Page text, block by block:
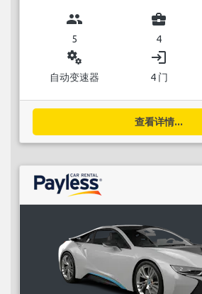
group
5
business_center
4
miscellaneous_services
自动变速器
login
4 门
查看详情...